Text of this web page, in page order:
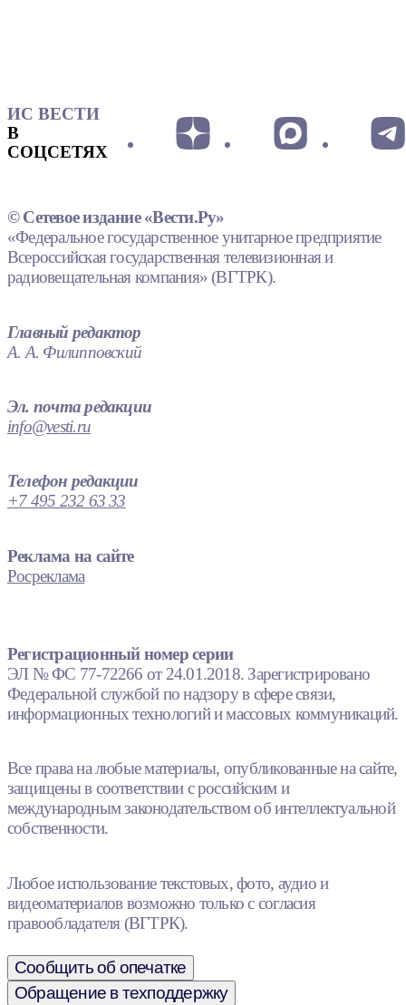
ИС ВЕСТИ
В
СОЦСЕТЯХ
© Сетевое издание «Вести.Ру»
«Федеральное государственное унитарное предприятие
Всероссийская государственная телевизионная и
радиовещательная компания» (ВГТРК).
Главный редактор
А. А. Филипповский
Эл. почта редакции
info@vesti.ru
Телефон редакции
+7 495 232 63 33
Реклама на сайте
Росреклама
Регистрационный номер серии
ЭЛ № ФС 77-72266 от 24.01.2018. Зарегистрировано
Федеральной службой по надзору в сфере связи,
информационных технологий и массовых коммуникаций.
Все права на любые материалы, опубликованные на сайте,
защищены в соответствии с российским и
международным законодательством об интеллектуальной
собственности.
Любое использование текстовых, фото, аудио и
видеоматериалов возможно только с согласия
правообладателя (ВГТРК).
Сообщить об опечатке
Обращение в техподдержку